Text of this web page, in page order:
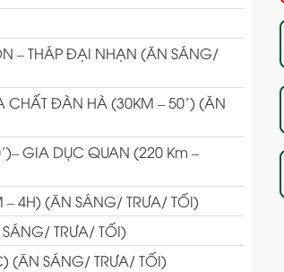
– THÁP ĐẠI NHẠN (ĂN SÁNG/
CHẤT ĐÀN HÀ (30KM – 50’) (ĂN
GIA DỤC QUAN (220 Km –
4H) (ĂN SÁNG/ TRƯA/ TỐI)
TRƯA/ TỐI)
(ĂN SÁNG/ TRƯA/ TỐI)